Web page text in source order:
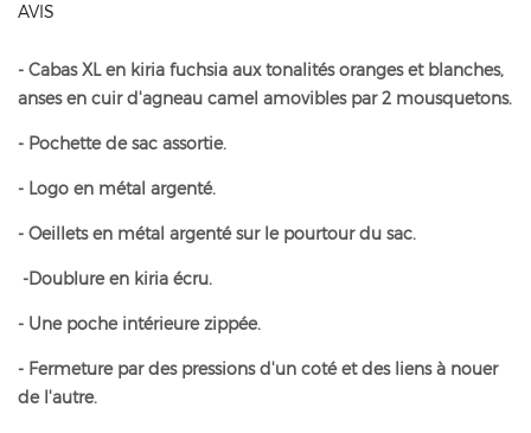
AVIS
- Cabas XL en kiria fuchsia aux tonalités oranges et blanches,
anses en cuir d'agneau camel amovibles par 2 mousquetons.
- Pochette de sac assortie.
- Logo en métal argenté.
- Oeillets en métal argenté sur le pourtour du sac.
-Doublure en kiria écru.
- Une poche intérieure zippée.
- Fermeture par des pressions d'un coté et des liens à nouer
de l'autre.